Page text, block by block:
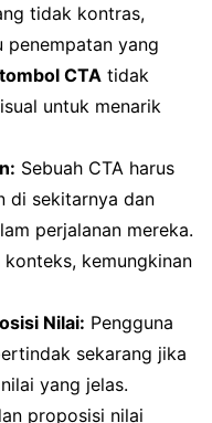
tidak kontras,
penempatan yang
tombol CTA tidak
untuk menarik
Sebuah CTA harus
di sekitarnya dan
perjalanan mereka.
kemungkinan
Nilai: Pengguna
sekarang jika
yang jelas.
proposisi nilai